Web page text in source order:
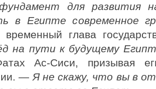
для развития
в Египте современное
временный глава
на пути к будущему
Ас-Сиси, призывая
— Я не скажу, что вы в